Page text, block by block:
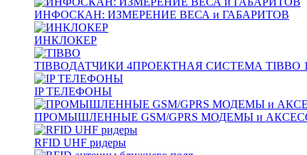
ИНФОСКАН: ИЗМЕРЕНИЕ ВЕСА и ГАБАРИТОВ
ИНКЛОКЕР
TIBBOДАТЧИКИ 4ПРОЕКТНАЯ СИСТЕМА TIBBO 1
IP ТЕЛЕФОНЫ
ПРОМЫШЛЕННЫЕ GSM/GPRS МОДЕМЫ и
RFID UHF ридеры